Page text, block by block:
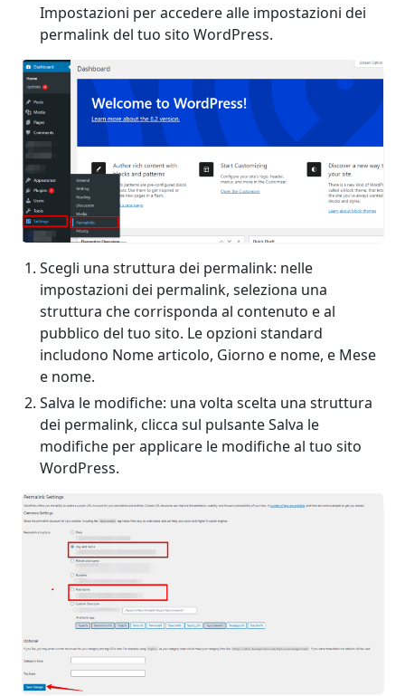
Impostazioni per accedere alle impostazioni dei
permalink del tuo sito WordPress.
Scegli una struttura dei permalink: nelle
impostazioni dei permalink, seleziona una
struttura che corrisponda al contenuto e al
pubblico del tuo sito. Le opzioni standard
includono Nome articolo, Giorno e nome, e Mese
e nome.
Salva le modifiche: una volta scelta una struttura
dei permalink, clicca sul pulsante Salva le
modifiche per applicare le modifiche al tuo sito
WordPress.